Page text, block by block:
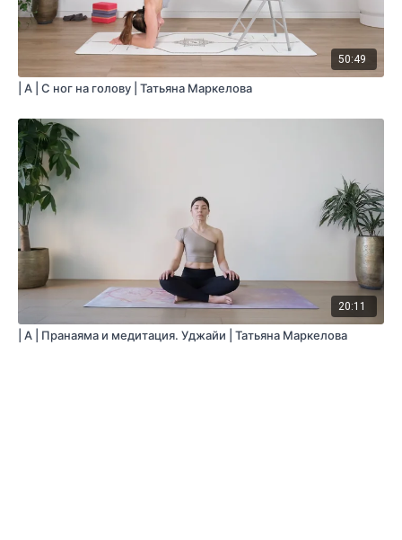
50:49
| A | С ног на голову | Татьяна Маркелова
20:11
| A | Пранаяма и медитация. Уджайи | Татьяна Маркелова